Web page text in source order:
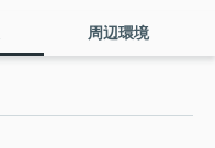
周辺環境